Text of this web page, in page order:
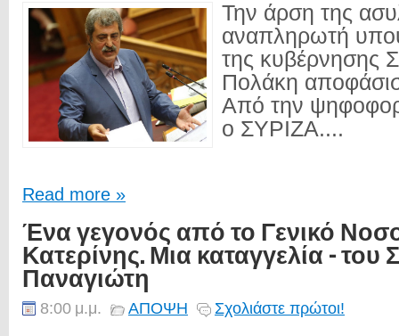
Την άρση της
αναπληρωτή
της κυβέρνησης
Πολάκη
Από την
ο ΣΥΡΙΖΑ....
Read more »
Ένα γεγονός από το Γενικό
Κατερίνης. Μια καταγγελία - του
Παναγιώτη
8:00 μ.μ. ΑΠΟΨΗ Σχολιάστε πρώτοι!